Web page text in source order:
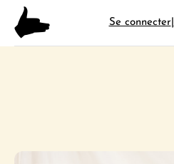
contenu
Se connecter